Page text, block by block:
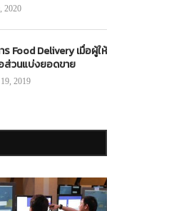
2020
ร Food Delivery เมื่อผู้ให้
ส่วนแบ่งยอดขาย
2019